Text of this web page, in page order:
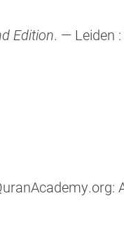
Edition. — Leiden :